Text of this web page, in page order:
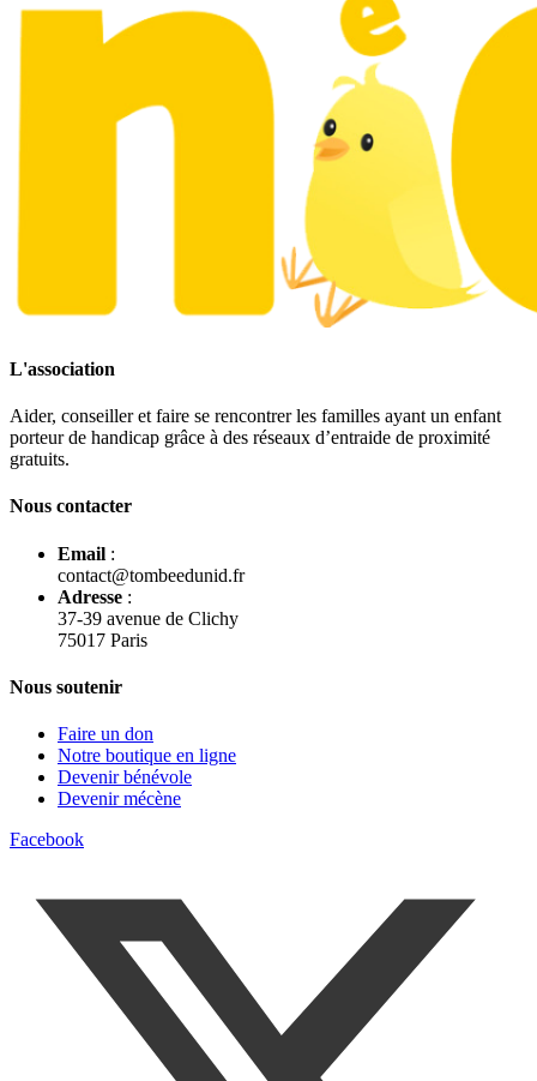
L'association
Aider, conseiller et faire se rencontrer les familles ayant un enfant
porteur de handicap grâce à des réseaux d’entraide de proximité
gratuits.
Nous contacter
Email :
contact@tombeedunid.fr
Adresse :
37-39 avenue de Clichy
75017 Paris
Nous soutenir
Faire un don
Notre boutique en ligne
Devenir bénévole
Devenir mécène
Facebook